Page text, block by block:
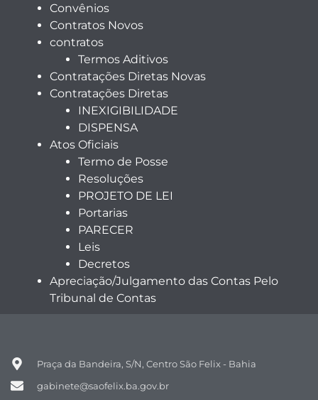
Convênios
Contratos Novos
contratos
Termos Aditivos
Contratações Diretas Novas
Contratações Diretas
INEXIGIBILIDADE
DISPENSA
Atos Oficiais
Termo de Posse
Resoluções
PROJETO DE LEI
Portarias
PARECER
Leis
Decretos
Apreciação/Julgamento das Contas Pelo
Tribunal de Contas
Praça da Bandeira, S/N, Centro São Felix - Bahia
gabinete@saofelix.ba.gov.br